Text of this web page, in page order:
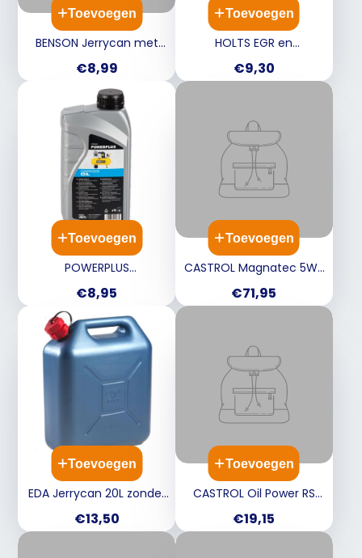
Toevoegen
BENSON Jerrycan met
Prijs
€8,99
Toevoegen
HOLTS EGR en
500ml
Prijs
€9,30
Toevoegen
POWERPLUS
Prijs
€8,95
Toevoegen
CASTROL Magnatec 5W-
Prijs
€71,95
Toevoegen
EDA Jerrycan 20L zonder
Prijs
€13,50
Toevoegen
CASTROL Oil Power RS
Prijs
€19,15